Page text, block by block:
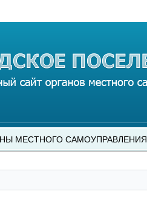
МЕСТНОГО САМОУПРАВЛЕНИЯ